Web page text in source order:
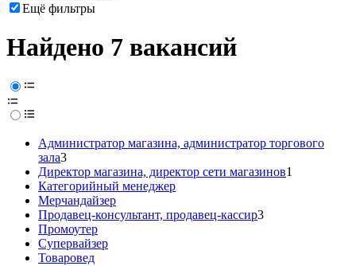
Ещё фильтры
Найдено 7 вакансий
Администратор магазина, администратор торгового
зала3
Директор магазина, директор сети магазинов1
Категорийный менеджер
Мерчандайзер
Продавец-консультант, продавец-кассир3
Промоутер
Супервайзер
Товаровед